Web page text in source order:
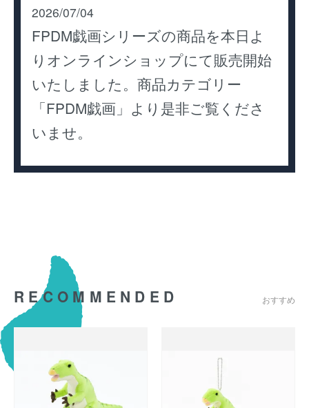
2026/07/04
FPDM戯画シリーズの商品を本日よ
りオンラインショップにて販売開始
いたしました。商品カテゴリー
「FPDM戯画」より是非ご覧くださ
いませ。
RECOMMENDED おすすめ